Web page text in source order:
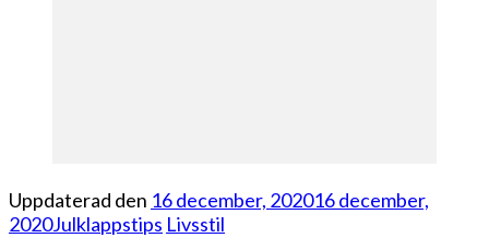
Uppdaterad den 16 december, 202016 december,
2020Julklappstips Livsstil